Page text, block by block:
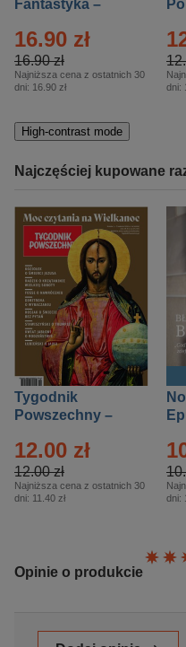
Fantastyka –
16.90 zł
16.90 zł
Najniższa cena z ostatnich 30
dni: 16.90 zł
dni:
High-contrast mode
Najczęściej kupowane
Tygodnik
Powszechny –
12.00 zł
12.00 zł
Najniższa cena z ostatnich 30
dni: 11.40 zł
dni:
Opinie o produkcie